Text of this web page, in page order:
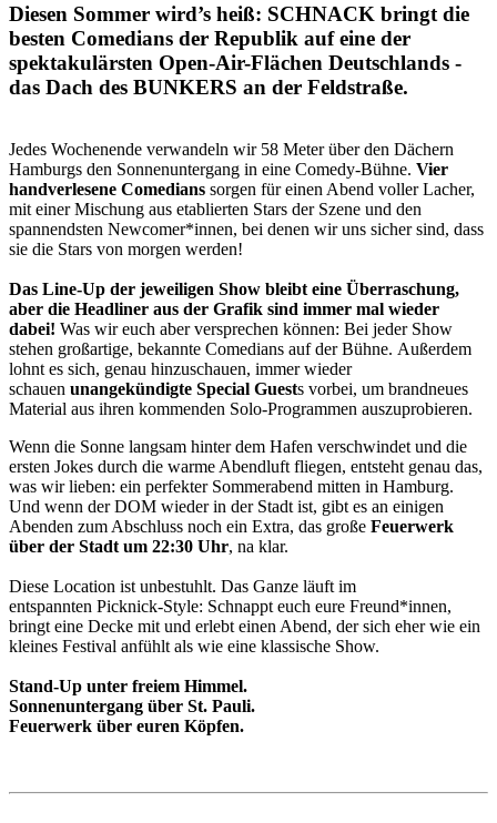
Diesen Sommer wird’s heiß: SCHNACK bringt die
besten Comedians der Republik auf eine der
spektakulärsten Open-Air-Flächen Deutschlands -
das Dach des BUNKERS an der Feldstraße.
Jedes Wochenende verwandeln wir 58 Meter über den Dächern
Hamburgs den Sonnenuntergang in eine Comedy-Bühne. Vier
handverlesene Comedians sorgen für einen Abend voller Lacher,
mit einer Mischung aus etablierten Stars der Szene und den
spannendsten Newcomer*innen, bei denen wir uns sicher sind, dass
sie die Stars von morgen werden!
Das Line-Up der jeweiligen Show bleibt eine Überraschung,
aber die Headliner aus der Grafik sind immer mal wieder
dabei! Was wir euch aber versprechen können: Bei jeder Show
stehen großartige, bekannte Comedians auf der Bühne. Außerdem
lohnt es sich, genau hinzuschauen, immer wieder
schauen unangekündigte Special Guests vorbei, um brandneues
Material aus ihren kommenden Solo-Programmen auszuprobieren.
Wenn die Sonne langsam hinter dem Hafen verschwindet und die
ersten Jokes durch die warme Abendluft fliegen, entsteht genau das,
was wir lieben: ein perfekter Sommerabend mitten in Hamburg.
Und wenn der DOM wieder in der Stadt ist, gibt es an einigen
Abenden zum Abschluss noch ein Extra, das große Feuerwerk
über der Stadt um 22:30 Uhr, na klar.
Diese Location ist unbestuhlt. Das Ganze läuft im
entspannten Picknick-Style: Schnappt euch eure Freund*innen,
bringt eine Decke mit und erlebt einen Abend, der sich eher wie ein
kleines Festival anfühlt als wie eine klassische Show.
Stand-Up unter freiem Himmel.
Sonnenuntergang über St. Pauli.
Feuerwerk über euren Köpfen.